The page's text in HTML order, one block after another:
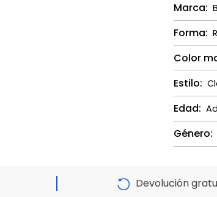
Marca:
Forma:
Color
Estilo:
Edad:
Género:
Devolución